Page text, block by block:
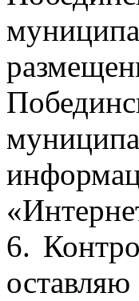
6.
оставляю